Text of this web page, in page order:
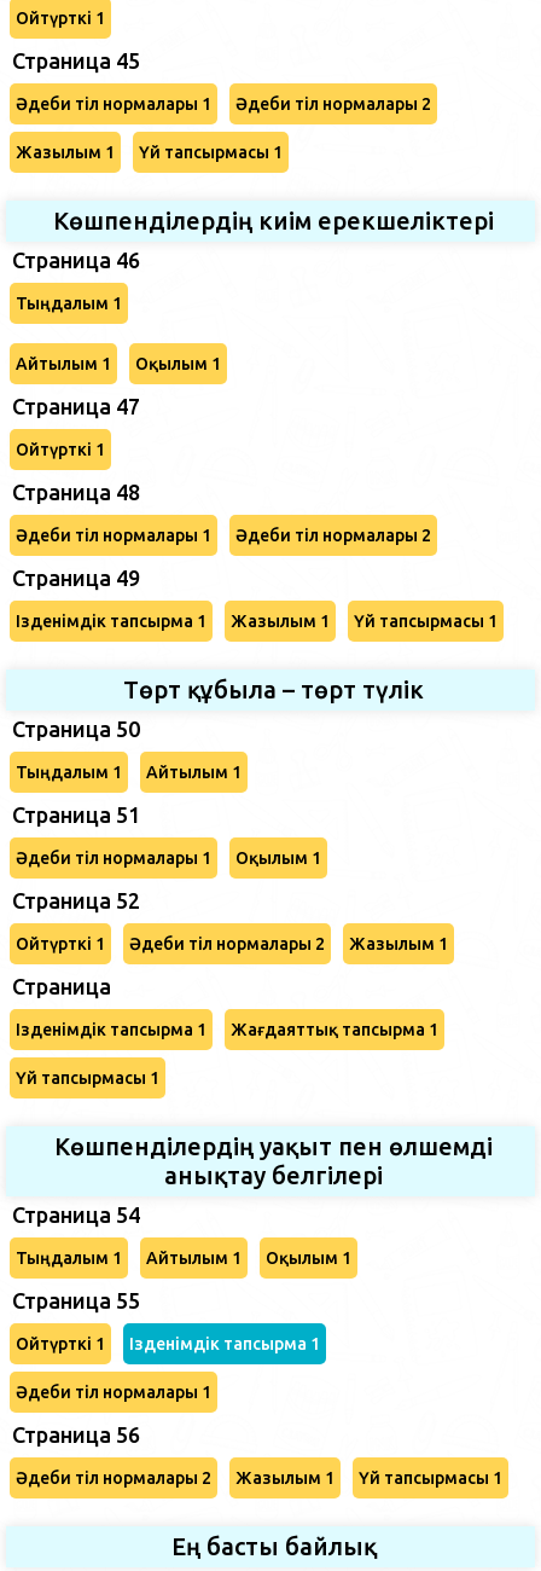
Ойтүрткі 1
Страница 45
Әдеби тіл нормалары 1 Әдеби тіл нормалары 2
Жазылым 1 Үй тапсырмасы 1
Көшпенділердің киім ерекшеліктері
Страница 46
Тыңдалым 1
Айтылым 1 Оқылым 1
Страница 47
Ойтүрткі 1
Страница 48
Әдеби тіл нормалары 1 Әдеби тіл нормалары 2
Страница 49
Ізденімдік тапсырма 1 Жазылым 1 Үй тапсырмасы 1
Төрт құбыла – төрт түлік
Страница 50
Тыңдалым 1 Айтылым 1
Страница 51
Әдеби тіл нормалары 1 Оқылым 1
Страница 52
Ойтүрткі 1 Әдеби тіл нормалары 2 Жазылым 1
Страница
Ізденімдік тапсырма 1 Жағдаяттық тапсырма 1
Үй тапсырмасы 1
Көшпенділердің уақыт пен өлшемді
анықтау белгілері
Страница 54
Тыңдалым 1 Айтылым 1 Оқылым 1
Страница 55
Ойтүрткі 1 Ізденімдік тапсырма 1
Әдеби тіл нормалары 1
Страница 56
Әдеби тіл нормалары 2 Жазылым 1 Үй тапсырмасы 1
Ең басты байлық